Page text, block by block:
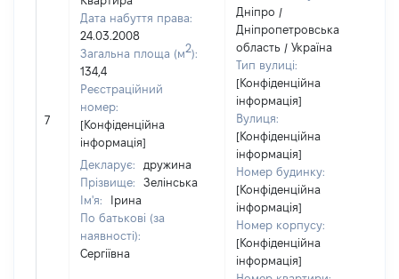
7
Дата набуття права:
24.03.2008
Загальна площа (м2):
134,4
Реєстраційний
номер:
[Конфіденційна
інформація]
Декларує:
дружина
Прізвище:
Зелінська
Ім'я:
Ірина
По батькові (за
наявності):
Сергіївна
Дніпро /
Дніпропетровська
область / Україна
Тип вулиці:
[Конфіденційна
інформація]
Вулиця:
[Конфіденційна
інформація]
Номер будинку:
[Конфіденційна
інформація]
Номер корпусу:
[Конфіденційна
інформація]